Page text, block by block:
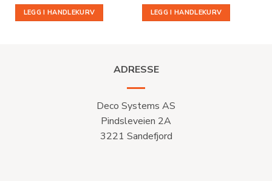
LEGG I HANDLEKURV LEGG I HANDLEKURV
ADRESSE
Deco Systems AS
Pindsleveien 2A
3221 Sandefjord